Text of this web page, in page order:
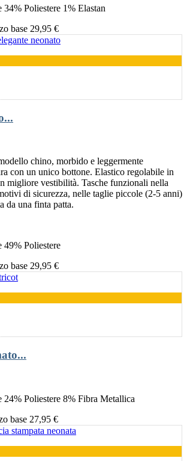
Poliestere 1% Elastan
base 29,95 €
chino, morbido e leggermente
con un unico bottone. Elastico regolabile in
migliore vestibilità. Tasche funzionali nella
di sicurezza, nelle taglie piccole (2-5 anni)
da una finta patta.
49% Poliestere
base 29,95 €
24% Poliestere 8% Fibra Metallica
base 27,95 €